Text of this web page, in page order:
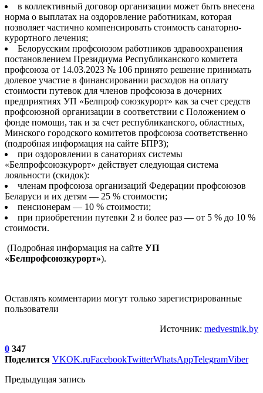
в коллективный договор организации может быть внесена
норма о выплатах на оздоровление работникам, которая
позволяет частично компенсировать стоимость санаторно-
курортного лечения;
Белорусским профсоюзом работников здравоохранения
постановлением Президиума Республиканского комитета
профсоюза от 14.03.2023 № 106 принято решение принимать
долевое участие в финансировании расходов на оплату
стоимости путевок для членов профсоюза в дочерних
предприятиях УП «Белпроф союзкурорт» как за счет средств
профсоюзной организации в соответствии с Положением о
фонде помощи, так и за счет республиканского, областных,
Минского городского комитетов профсоюза соответственно
(подробная информация на сайте БПРЗ);
при оздоровлении в санаториях системы
«Белпрофсоюзкурорт» действует следующая система
лояльности (скидок):
членам профсоюза организаций Федерации профсоюзов
Беларуси и их детям — 25 % стоимости;
пенсионерам — 10 % стоимости;
при приобретении путевки 2 и более раз — от 5 % до 10 %
стоимости.
(Подробная информация на сайте УП
«Белпрофсоюзкурорт»).
Оставлять комментарии могут только зарегистрированные
пользователи
Источник: medvestnik.by
0 347
Поделится VKOK.ruFacebookTwitterWhatsAppTelegramViber
Предыдущая запись